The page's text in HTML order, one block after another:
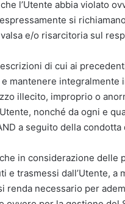
l’Utente abbia violato
si
e/o risarcitoria sul
di cui ai
mantenere
illecito, improprio o
nonché da ogni e
a seguito della condotta
in considerazione delle
e trasmessi dall’Utente, a
renda necessario per